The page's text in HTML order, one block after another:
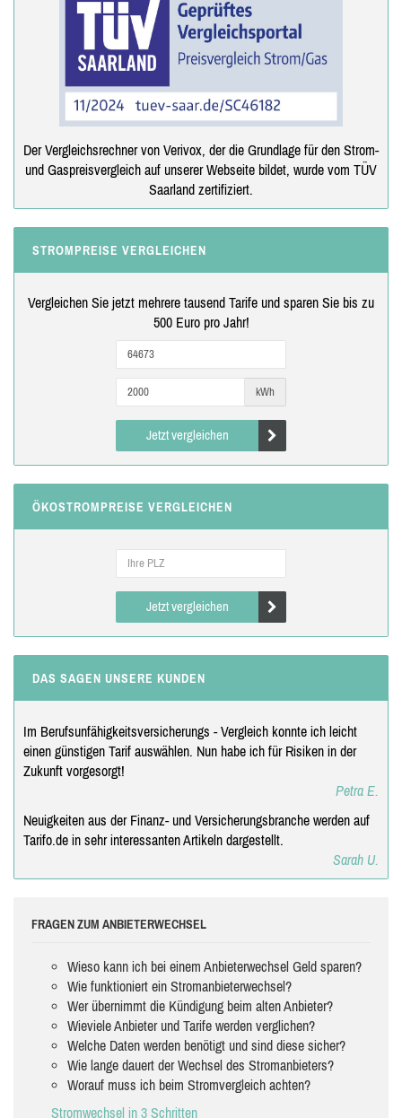
Der Vergleichsrechner von Verivox, der die Grundlage für den Strom-
und Gaspreisvergleich auf unserer Webseite bildet, wurde vom TÜV
Saarland zertifiziert.
STROMPREISE VERGLEICHEN
Vergleichen Sie jetzt mehrere tausend Tarife und sparen Sie bis zu
500 Euro pro Jahr!
kWh
Jetzt vergleichen
ÖKOSTROMPREISE VERGLEICHEN
Jetzt vergleichen
DAS SAGEN UNSERE KUNDEN
Im Berufsunfähigkeitsversicherungs - Vergleich konnte ich leicht
einen günstigen Tarif auswählen. Nun habe ich für Risiken in der
Zukunft vorgesorgt!
Petra E.
Neuigkeiten aus der Finanz- und Versicherungsbranche werden auf
Tarifo.de in sehr interessanten Artikeln dargestellt.
Sarah U.
FRAGEN ZUM ANBIETERWECHSEL
Wieso kann ich bei einem Anbieterwechsel Geld sparen?
Wie funktioniert ein Stromanbieterwechsel?
Wer übernimmt die Kündigung beim alten Anbieter?
Wieviele Anbieter und Tarife werden verglichen?
Welche Daten werden benötigt und sind diese sicher?
Wie lange dauert der Wechsel des Stromanbieters?
Worauf muss ich beim Stromvergleich achten?
Stromwechsel in 3 Schritten